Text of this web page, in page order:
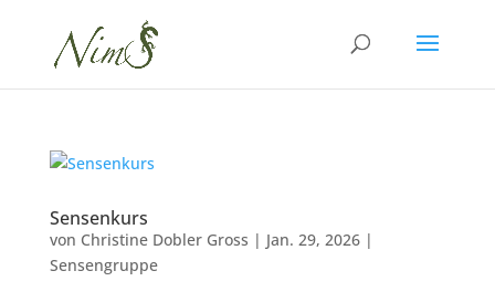
Sensenkurs
von Christine Dobler Gross | Jan. 29, 2026|
Sensengruppe